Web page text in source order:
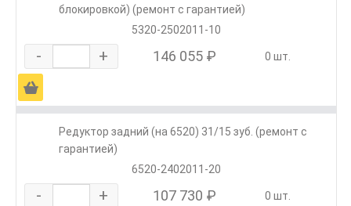
блокировкой) (ремонт с гарантией)
5320-2502011-10
- + 146 055 ₽ 0 шт.
Ä
Редуктор задний (на 6520) 31/15 зуб. (ремонт с
гарантией)
6520-2402011-20
- + 107 730 ₽ 0 шт.